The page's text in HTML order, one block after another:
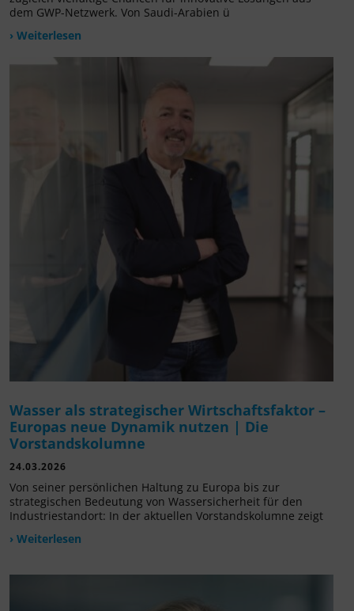
dem GWP-Netzwerk. Von Saudi-Arabien ü
› Weiterlesen
Wasser als strategischer Wirtschaftsfaktor –
Europas neue Dynamik nutzen | Die
Vorstandskolumne
24.03.2026
Von seiner persönlichen Haltung zu Europa bis zur
strategischen Bedeutung von Wassersicherheit für den
Industriestandort: In der aktuellen Vorstandskolumne zeigt
› Weiterlesen